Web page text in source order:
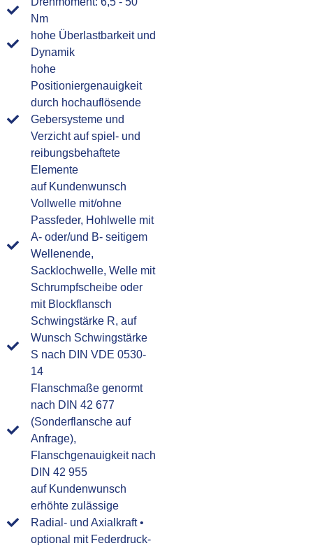
Nm
hohe Überlastbarkeit und
Dynamik
hohe
Positioniergenauigkeit
durch hochauflösende
Gebersysteme und
Verzicht auf spiel- und
reibungsbehaftete
Elemente
auf Kundenwunsch
Vollwelle mit/ohne
Passfeder, Hohlwelle mit
A- oder/und B- seitigem
Wellenende,
Sacklochwelle, Welle mit
Schrumpfscheibe oder
mit Blockflansch
Schwingstärke R, auf
Wunsch Schwingstärke
S nach DIN VDE 0530-
14
Flanschmaße genormt
nach DIN 42 677
(Sonderflansche auf
Anfrage),
Flanschgenauigkeit nach
DIN 42 955
auf Kundenwunsch
erhöhte zulässige
Radial- und Axialkraft •
optional mit Federdruck-